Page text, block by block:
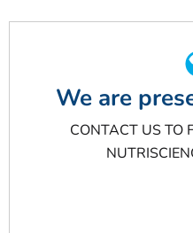
We are
CONTACT US TO